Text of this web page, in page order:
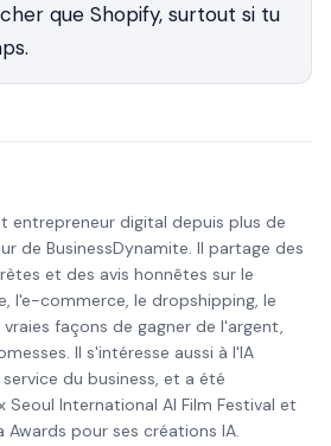
que Shopify, surtout si tu
entrepreneur digital depuis plus de
de BusinessDynamite. Il partage des
et des avis honnêtes sur le
l'e-commerce, le dropshipping, le
façons de gagner de l'argent,
Il s'intéresse aussi à l'IA
du business, et a été
Seoul International AI Film Festival et
Awards pour ses créations IA.